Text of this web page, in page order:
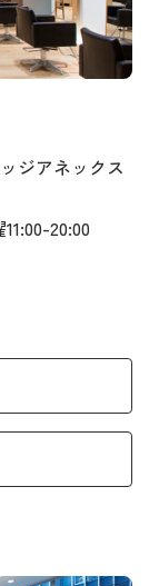
ジアネックス
20:00